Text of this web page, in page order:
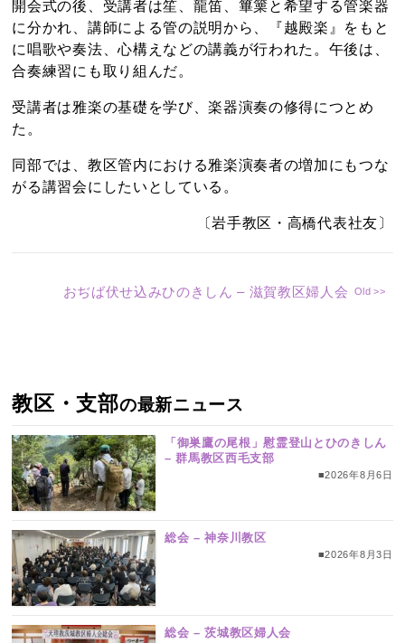
開会式の後、受講者は笙、龍笛、篳篥と希望する管楽器
に分かれ、講師による管の説明から、『越殿楽』をもと
に唱歌や奏法、心構えなどの講義が行われた。午後は、
合奏練習にも取り組んだ。
受講者は雅楽の基礎を学び、楽器演奏の修得につとめ
た。
同部では、教区管内における雅楽演奏者の増加にもつな
がる講習会にしたいとしている。
〔岩手教区・高橋代表社友〕
おぢば伏せ込みひのきしん – 滋賀教区婦人会
教区・支部の最新ニュース
「御巣鷹の尾根」慰霊登山とひのきしん
– 群馬教区西毛支部
■2026年8月6日
総会 – 神奈川教区
■2026年8月3日
総会 – 茨城教区婦人会